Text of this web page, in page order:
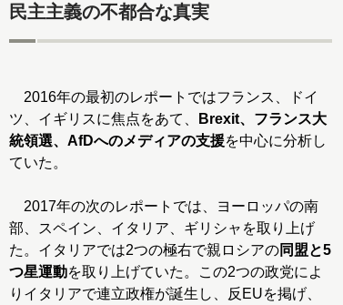
民主主義の不都合な真実
2016年の最初のレポートではフランス、ドイ
ツ、イギリスに焦点をあて、
Brexit、フランス大
統領選、AfDへのメディアの支援を中心に分析し
ていた。
2017年の次のレポートでは、ヨーロッパの南
部、スペイン、イタリア、ギリシャを取り上げ
た。イタリアでは2つの極右で親ロシアの同盟と5
つ星運動を取り上げていた。この2つの政党によ
りイタリアで連立政権が誕生し、反EUを掲げ、